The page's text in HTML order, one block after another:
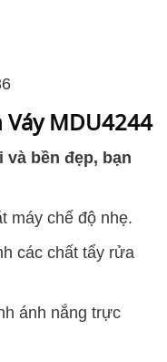
MDU4244
bền đẹp, bạn
máy chế độ nhẹ.
các chất tẩy rửa
ánh nắng trực